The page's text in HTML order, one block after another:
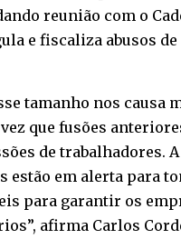
reunião com o
e fiscaliza abusos
tamanho nos causa
que fusões
de trabalhadores.
estão em alerta para
para garantir os
afirma Carlos